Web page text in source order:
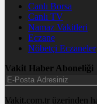
Canlı Borsa
Canlı TV
Namaz Vakitleri
Eczane
Nöbetçi Eczaneler
Vakit Haber Aboneliği
Vakit.com.tr üzerinden